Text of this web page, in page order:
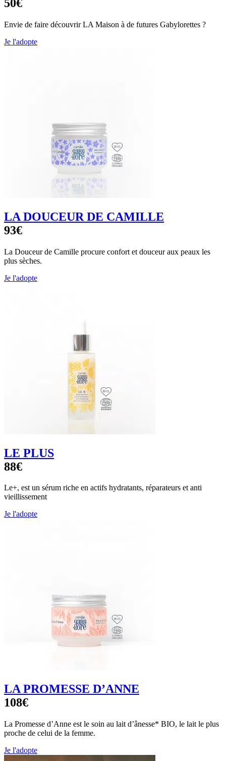
50€
Envie de faire découvrir LA Maison à de futures Gabylorettes ?
Je l'adopte
LA DOUCEUR DE CAMILLE
93€
La Douceur de Camille procure confort et douceur aux peaux les
plus sèches.
Je l'adopte
LE PLUS
88€
Le+, est un sérum riche en actifs hydratants, réparateurs et anti
vieillissement
Je l'adopte
LA PROMESSE D’ANNE
108€
La Promesse d’Anne est le soin au lait d’ânesse* BIO, le lait le plus
proche de celui de la femme.
Je l'adopte